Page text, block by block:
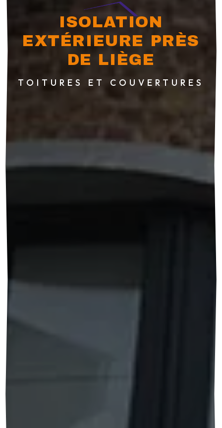
ISOLATION
EXTÉRIEURE PRÈS
DE LIÈGE
TOITURES ET COUVERTURES